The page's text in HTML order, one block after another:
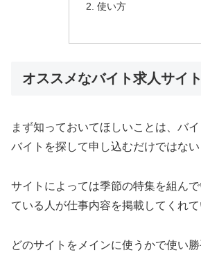
使い方
オススメなバイト求人サイト
まず知っておいてほしいことは、バ
バイトを探して申し込むだけではない
サイトによっては季節の特集を組ん
ている人が仕事内容を掲載してくれて
どのサイトをメインに使うかで使い